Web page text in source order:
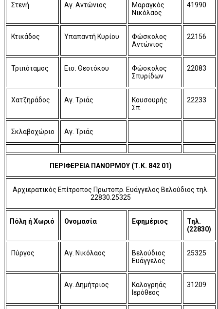
Στενή Αγ. Αντώνιος
Μαραγκός
Νικόλαος
41990
Κτικάδος Υπαπαντή Κυρίου
Φώσκολος
Αντώνιος
22156
Τριπόταμος Εισ. Θεοτόκου
Φώσκολος
Σπυρίδων
22083
Χατζηράδος Αγ. Τριάς
Κουσουρής
Σπ.
22233
Σκλαβοχώριο Αγ. Τριάς
ΠΕΡΙΦΕΡΕΙΑ ΠΑΝΟΡΜΟΥ (Τ.Κ. 842 01)
Αρχιερατικός Επίτροπος Πρωτοπρ. Ευάγγελος Βελούδιος τηλ.
22830.25325
Πόλη ή Χωριό Ονομασία Εφημέριος
Τηλ.
(22830)
Πύργος Αγ. Νικόλαος
Βελούδιος
Ευάγγελος
25325
Αγ. Δημήτριος
Καλογρηάς
Ιερόθεος
31209